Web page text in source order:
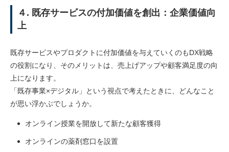
４. 既存サービスの付加価値を創出：企業価値向
上
既存サービスやプロダクトに付加価値を与えていくのもDX戦略
の役割になり、そのメリットは、売上げアップや顧客満足度の向
上になります。
「既存事業×デジタル」という視点で考えたときに、どんなこと
が思い浮かぶでしょうか。
オンライン授業を開放して新たな顧客獲得
オンラインの薬剤窓口を設置